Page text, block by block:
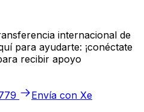
internacional de
para ayudarte: ¡conéctate
recibir apoyo
Envía con Xe